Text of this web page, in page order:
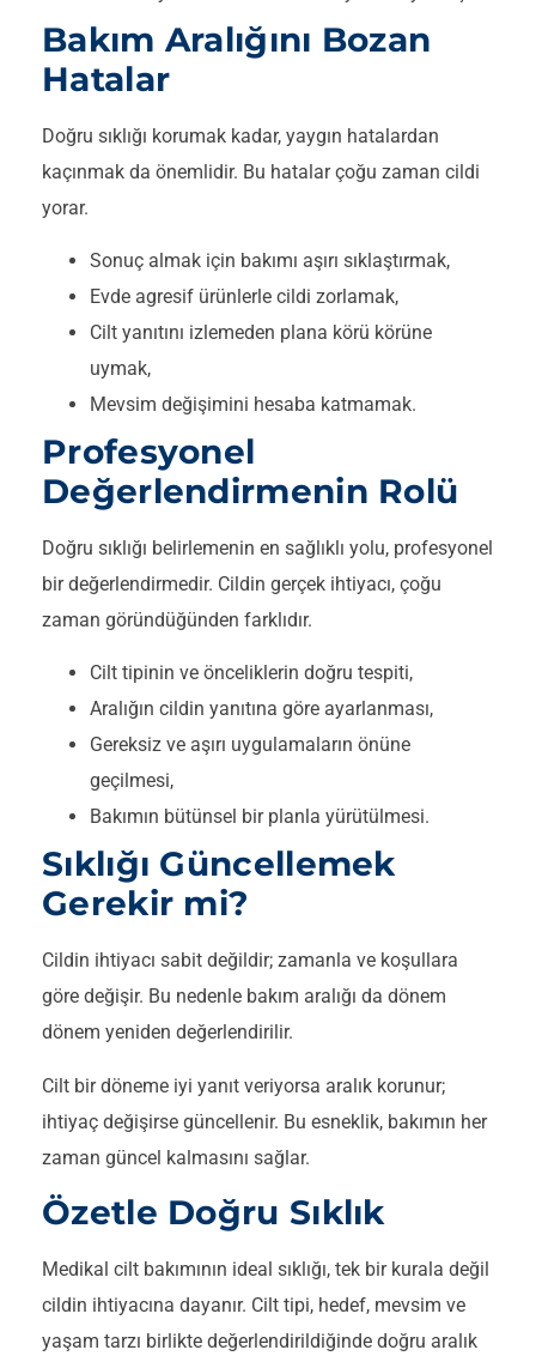
Bakım Aralığını Bozan
Hatalar
Doğru sıklığı korumak kadar, yaygın hatalardan
kaçınmak da önemlidir. Bu hatalar çoğu zaman cildi
yorar.
Sonuç almak için bakımı aşırı sıklaştırmak,
Evde agresif ürünlerle cildi zorlamak,
Cilt yanıtını izlemeden plana körü körüne
uymak,
Mevsim değişimini hesaba katmamak.
Profesyonel
Değerlendirmenin Rolü
Doğru sıklığı belirlemenin en sağlıklı yolu, profesyonel
bir değerlendirmedir. Cildin gerçek ihtiyacı, çoğu
zaman göründüğünden farklıdır.
Cilt tipinin ve önceliklerin doğru tespiti,
Aralığın cildin yanıtına göre ayarlanması,
Gereksiz ve aşırı uygulamaların önüne
geçilmesi,
Bakımın bütünsel bir planla yürütülmesi.
Sıklığı Güncellemek
Gerekir mi?
Cildin ihtiyacı sabit değildir; zamanla ve koşullara
göre değişir. Bu nedenle bakım aralığı da dönem
dönem yeniden değerlendirilir.
Cilt bir döneme iyi yanıt veriyorsa aralık korunur;
ihtiyaç değişirse güncellenir. Bu esneklik, bakımın her
zaman güncel kalmasını sağlar.
Özetle Doğru Sıklık
Medikal cilt bakımının ideal sıklığı, tek bir kurala değil
cildin ihtiyacına dayanır. Cilt tipi, hedef, mevsim ve
yaşam tarzı birlikte değerlendirildiğinde doğru aralık